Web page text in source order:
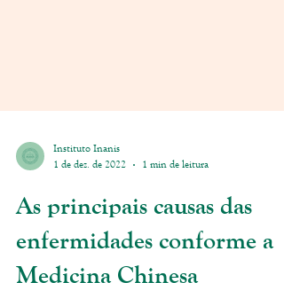
Instituto Inanis
As principais causas das
enfermidades conforme a